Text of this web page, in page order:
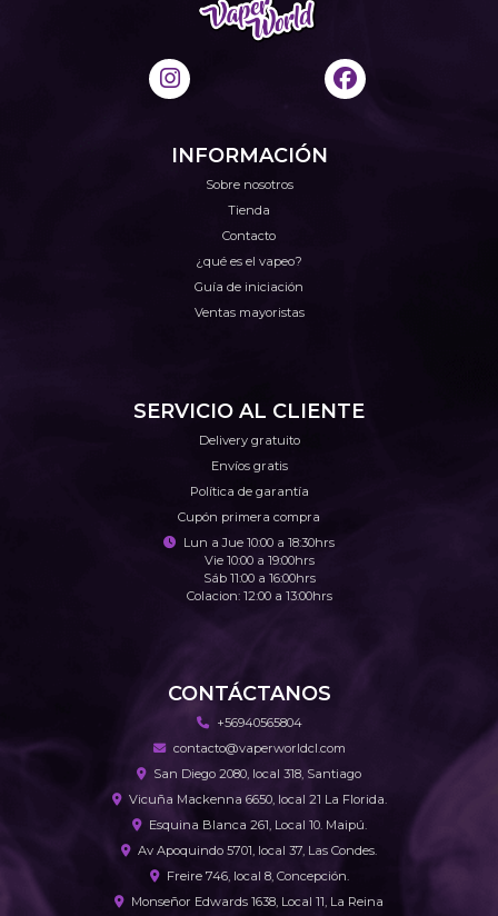
INFORMACIÓN
Sobre nosotros
Tienda
Contacto
¿qué es el vapeo?
Guía de iniciación
Ventas mayoristas
SERVICIO AL CLIENTE
Delivery gratuito
Envíos gratis
Política de garantía
Cupón primera compra
Lun a Jue 10:00 a 18:30hrs
Vie 10:00 a 19:00hrs
Sáb 11:00 a 16:00hrs
Colacion: 12:00 a 13:00hrs
CONTÁCTANOS
+56940565804
contacto@vaperworldcl.com
San Diego 2080, local 318, Santiago
Vicuña Mackenna 6650, local 21 La Florida.
Esquina Blanca 261, Local 10. Maipú.
Av Apoquindo 5701, local 37, Las Condes.
Freire 746, local 8, Concepción.
Monseñor Edwards 1638, Local 11, La Reina